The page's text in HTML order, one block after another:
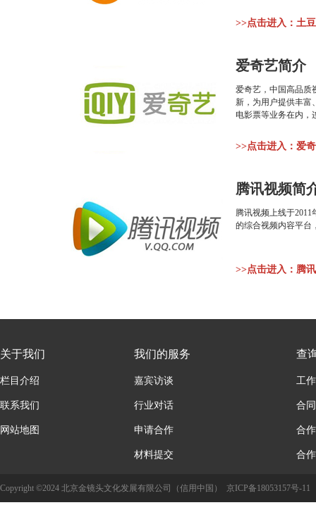
>>点击进入：土
爱奇艺简介
爱奇艺，中国高品质
新，为用户提供丰富
电影票等业务在内，
>>点击进入：爱
腾讯视频简
腾讯视频上线于
的综合视频内容平台
>>点击进入：腾
关于我们
栏目介绍
联系我们
网站地图
我们的服务
嘉宾访谈
行业对话
申请合作
材料提交
查
工
合
合
合
Copyright ©2024 北京金镜头文化发展有限公司（信用中国） 京ICP备18053157号-11